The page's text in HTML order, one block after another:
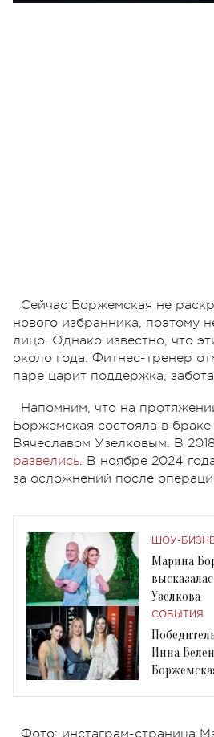
Сейчас Боржемская не
нового избранника, поэтому
лицо. Однако известно, что
около года. Фитнес-тренер
паре царит поддержка,
Напомним, что на
Боржемская состояла в
Вячеславом Узелковым. В
развелись. В ноябре 2024
за осложнений после
ШОУ-
Марина
Узелкова
СОБЫТИЯ
Инна
Фото: инстаграм-страница